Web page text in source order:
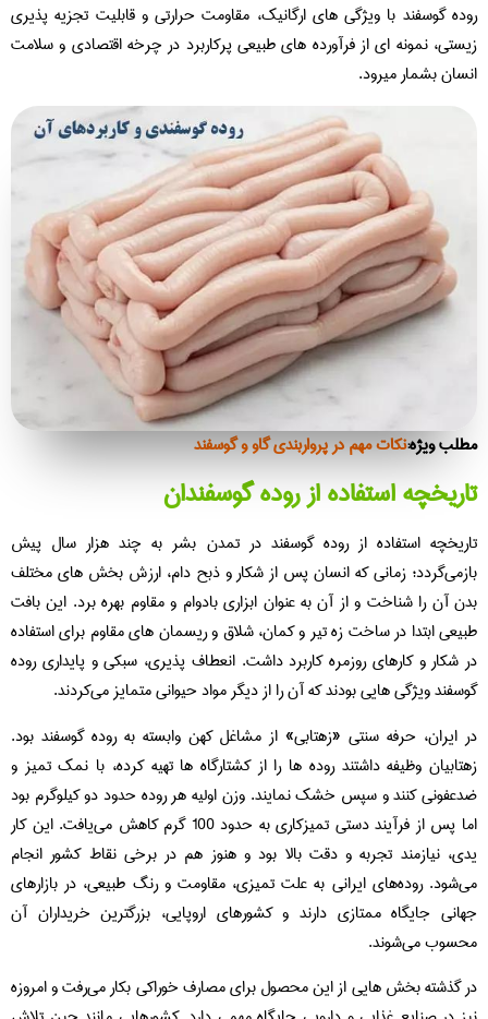
گوسفند با ویژگی‌ های ارگانیک، مقاومت حرارتی و قابلیت تجزیه‌ پذیری
نمونه‌ ای از فرآورده‌ های طبیعی پرکاربرد در چرخه اقتصادی و سلامت
بشمار میرود.
ویژه:نکات مهم در پرواربندی گاو و گوسفند
استفاده از روده گوسفندان
استفاده از روده گوسفند در تمدن بشر به چند هزار سال پیش
زمانی که انسان پس از شکار و ذبح دام، ارزش بخش‌ های مختلف
آن را شناخت و از آن به عنوان ابزاری بادوام و مقاوم بهره برد. این بافت
ابتدا در ساخت زه تیر و کمان، شلاق و ریسمان‌ های مقاوم برای استفاده
شکار و کارهای روزمره کاربرد داشت. انعطاف‌ پذیری، سبکی و پایداری روده
ویژگی‌ هایی بودند که آن را از دیگر مواد حیوانی متمایز می‌کردند.
ایران، حرفه سنتی «زهتابی» از مشاغل کهن وابسته به روده گوسفند بود.
وظیفه داشتند روده‌ ها را از کشتارگاه‌ ها تهیه کرده، با نمک تمیز و
کنند و سپس خشک نمایند. وزن اولیه هر روده حدود دو کیلوگرم بود
اما پس از فرآیند دستی تمیزکاری به حدود 100 گرم کاهش می‌یافت. این کار
نیازمند تجربه و دقت بالا بود و هنوز هم در برخی نقاط کشور انجام
روده‌های ایرانی به علت تمیزی، مقاومت و رنگ طبیعی، در بازارهای
جایگاه ممتازی دارند و کشورهای اروپایی، بزرگترین خریداران آن
می‌شوند.
گذشته بخش‌ هایی از این محصول برای مصارف خوراکی بکار می‌رفت و امروزه